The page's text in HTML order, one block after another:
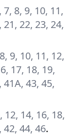
7, 8, 9, 10, 11,
21, 22, 23, 24,
9, 10, 11, 12,
17, 18, 19,
41А, 43, 45,
12, 14, 16, 18,
42, 44, 46.